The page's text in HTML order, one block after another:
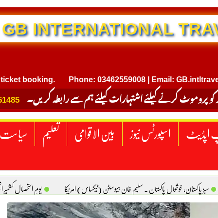
TRAVEL
Phone: 03462559008 | Email:
کو پروموٹ کرنے کیلئے اشتہارات کیلئے ہم سے رابطہ کریں۔
اپڈیٹ اسپورٹس نیوز بین الاقوامی تعلیم سیاست
سبز پاکستان، خوشحال پاکستان . سلیم خان ہیوسٹن (ٹیکساس) امریکا یومِ استحصالِ کشمیر
کی اصل پہچان. یاسر دانیال صابری